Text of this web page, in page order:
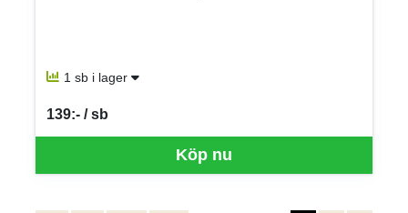
1 sb i lager
Köp nu
139:- / sb
SEK per SB